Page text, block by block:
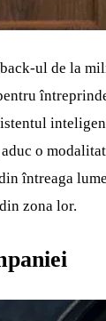
ul de la
o
întreaga
zona lor.